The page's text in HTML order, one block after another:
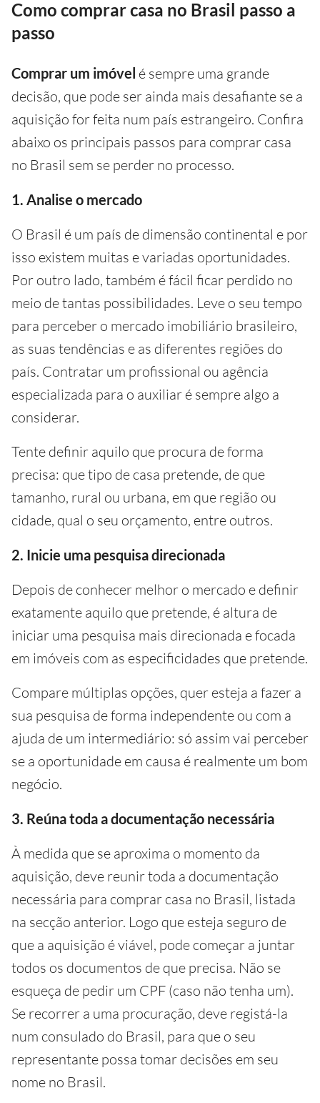
Como comprar casa no Brasil passo a
passo
Comprar um imóvel é sempre uma grande
decisão, que pode ser ainda mais desafiante se a
aquisição for feita num país estrangeiro. Confira
abaixo os principais passos para comprar casa
no Brasil sem se perder no processo.
1. Analise o mercado
O Brasil é um país de dimensão continental e por
isso existem muitas e variadas oportunidades.
Por outro lado, também é fácil ficar perdido no
meio de tantas possibilidades. Leve o seu tempo
para perceber o mercado imobiliário brasileiro,
as suas tendências e as diferentes regiões do
país. Contratar um profissional ou agência
especializada para o auxiliar é sempre algo a
considerar.
Tente definir aquilo que procura de forma
precisa: que tipo de casa pretende, de que
tamanho, rural ou urbana, em que região ou
cidade, qual o seu orçamento, entre outros.
2. Inicie uma pesquisa direcionada
Depois de conhecer melhor o mercado e definir
exatamente aquilo que pretende, é altura de
iniciar uma pesquisa mais direcionada e focada
em imóveis com as especificidades que pretende.
Compare múltiplas opções, quer esteja a fazer a
sua pesquisa de forma independente ou com a
ajuda de um intermediário: só assim vai perceber
se a oportunidade em causa é realmente um bom
negócio.
3. Reúna toda a documentação necessária
À medida que se aproxima o momento da
aquisição, deve reunir toda a documentação
necessária para comprar casa no Brasil, listada
na secção anterior. Logo que esteja seguro de
que a aquisição é viável, pode começar a juntar
todos os documentos de que precisa. Não se
esqueça de pedir um CPF (caso não tenha um).
Se recorrer a uma procuração, deve registá-la
num consulado do Brasil, para que o seu
representante possa tomar decisões em seu
nome no Brasil.